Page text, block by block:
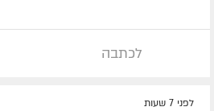
לכתבה
לפני 7 שעות